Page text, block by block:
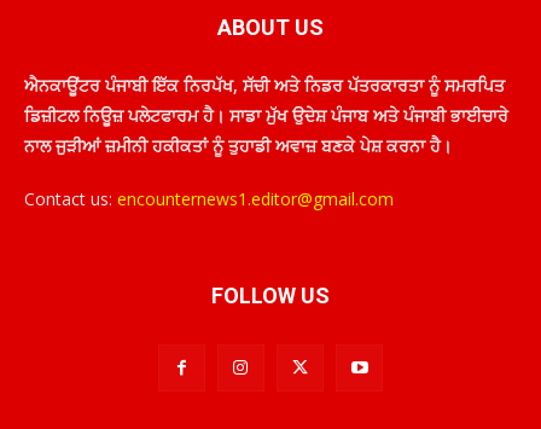
ABOUT US
ਐਨਕਾਊਂਟਰ ਪੰਜਾਬੀ ਇੱਕ ਨਿਰਪੱਖ, ਸੱਚੀ ਅਤੇ ਨਿਡਰ ਪੱਤਰਕਾਰਤਾ ਨੂੰ ਸਮਰਪਿਤ
ਡਿਜ਼ੀਟਲ ਨਿਊਜ਼ ਪਲੇਟਫਾਰਮ ਹੈ। ਸਾਡਾ ਮੁੱਖ ਉਦੇਸ਼ ਪੰਜਾਬ ਅਤੇ ਪੰਜਾਬੀ ਭਾਈਚਾਰੇ
ਨਾਲ ਜੁੜੀਆਂ ਜ਼ਮੀਨੀ ਹਕੀਕਤਾਂ ਨੂੰ ਤੁਹਾਡੀ ਅਵਾਜ਼ ਬਣਕੇ ਪੇਸ਼ ਕਰਨਾ ਹੈ।
Contact us: encounternews1.editor@gmail.com
FOLLOW US